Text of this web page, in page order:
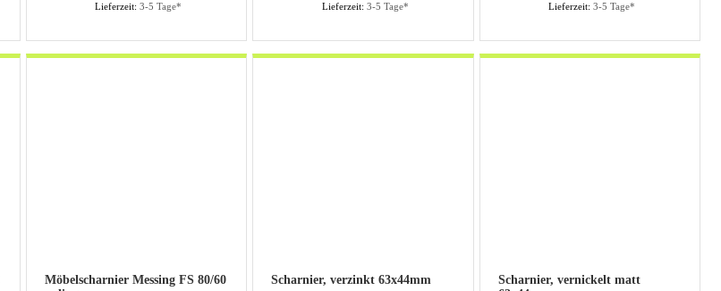
Lieferzeit:3-5 Tage* Lieferzeit: 3-5 Tage* Lieferzeit:3-5 Tage*
Möbelscharnier Messing FS 80/60
Scharnier, verzinkt 63x44mm
Scharnier, vernickelt matt